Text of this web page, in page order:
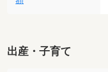
出産・子育て